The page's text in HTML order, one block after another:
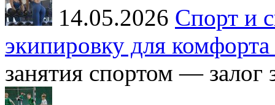
14.05.2026 Спорт и
экипировку для комфорта
занятия спортом — залог